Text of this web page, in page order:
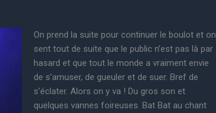
On prend la suite pour continuer le boulot et on
sent tout de suite que le public n’est pas là par
hasard et que tout le monde a vraiment envie
de s’amuser, de gueuler et de suer. Bref de
s’éclater. Alors on y va ! Du gros son et
quelques vannes foireuses. Bat Bat au chant